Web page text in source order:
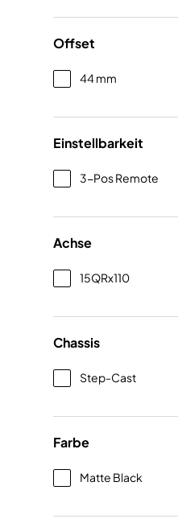
Offset
44 mm
Einstellbarkeit
3-Pos Remote
Achse
15QRx110
Chassis
Step-Cast
Farbe
Matte Black